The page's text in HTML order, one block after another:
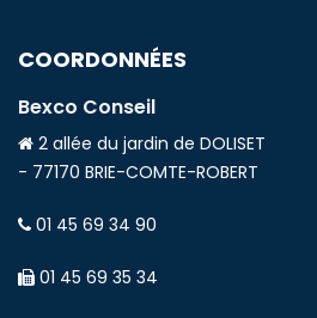
COORDONNÉES
Bexco Conseil
2 allée du jardin de DOLISET
- 77170 BRIE-COMTE-ROBERT
01 45 69 34 90
01 45 69 35 34